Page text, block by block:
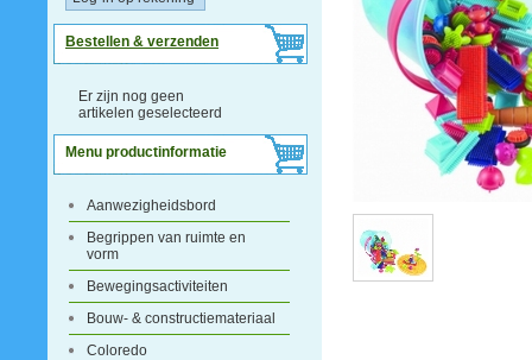
Bestellen & verzenden
Er zijn nog geen
artikelen geselecteerd
Menu productinformatie
Aanwezigheidsbord
Begrippen van ruimte en
vorm
Bewegingsactiviteiten
Bouw- & constructiemateriaal
Coloredo